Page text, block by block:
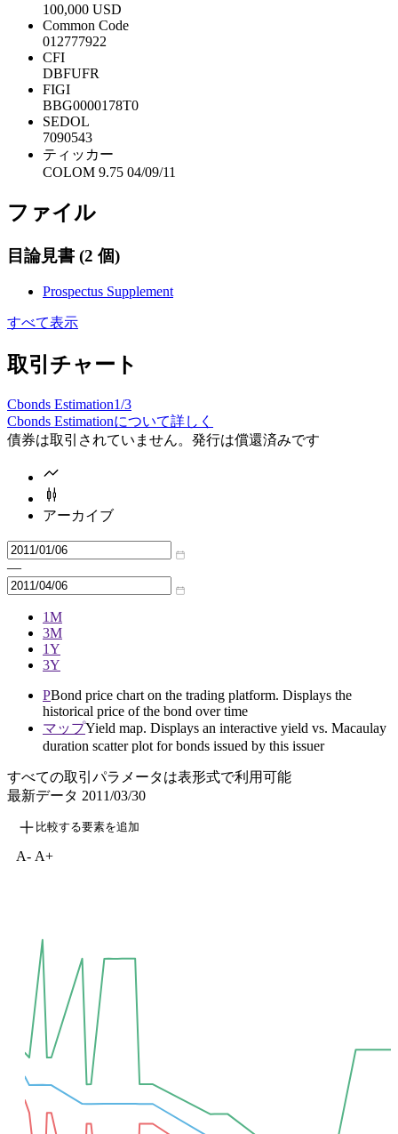
100,000 USD
Common Code
012777922
CFI
DBFUFR
FIGI
BBG0000178T0
SEDOL
7090543
ティッカー
COLOM 9.75 04/09/11
ファイル
目論見書 (2 個)
Prospectus Supplement
すべて表示
取引チャート
Cbonds Estimation1/3
Cbonds Estimationについて詳しく
債券は取引されていません。発行は償還済みです
アーカイブ
—
1M
3M
1Y
3Y
PBond price chart on the trading platform. Displays the
historical price of the bond over time
マップYield map. Displays an interactive yield vs. Macaulay
duration scatter plot for bonds issued by this issuer
すべての取引パラメータは表形式で利用可能
最新データ 2011/03/30
比較する要素を追加